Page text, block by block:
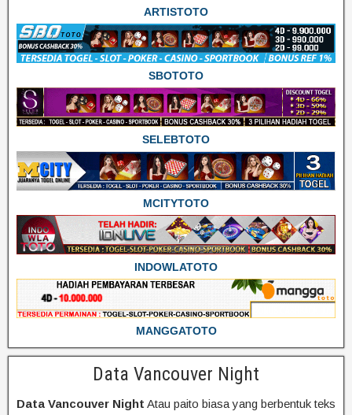
ARTISTOTO
SBOTOTO
SELEBTOTO
MCITYTOTO
INDOWLATOTO
MANGGATOTO
Data Vancouver Night
Data Vancouver Night Atau paito biasa yang berbentuk teks